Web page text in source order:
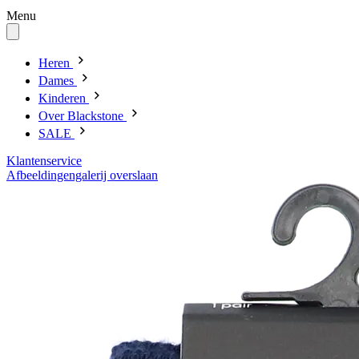
Menu
Heren
Dames
Kinderen
Over Blackstone
SALE
Klantenservice
Afbeeldingengalerij overslaan